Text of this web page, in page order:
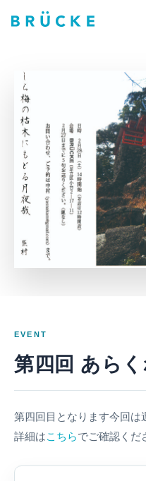
EVENT
第四回 あら
第四回目となります今回は
詳細はこちらでご確認くだ